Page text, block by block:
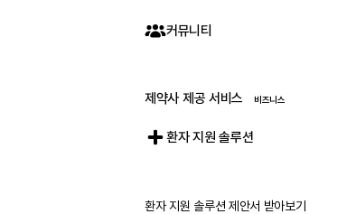
커뮤니티
제약사 제공 서비스
환자 지원 솔루션
환자 지원 솔루션 제안서 받아보기